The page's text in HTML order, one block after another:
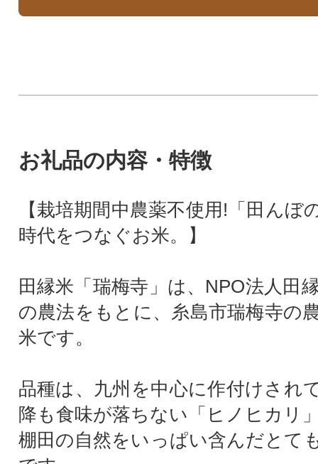
お礼品の内容・特徴
【栽培期間中農薬不使用!「田んぼ
時代をつなぐお米。】
田縁米「瑞梅寺」は、NPO法人田
の農法をもとに、糸島市瑞梅寺の
米です。
品種は、九州を中心に作付けされ
降も食味が落ちない「ヒノヒカリ
棚田の自然をいっぱい含んだとて